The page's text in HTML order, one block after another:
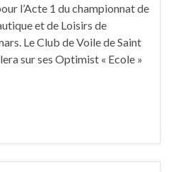
l’Acte 1 du championnat de
et de Loisirs de
Le Club de Voile de Saint
sur ses Optimist « Ecole »